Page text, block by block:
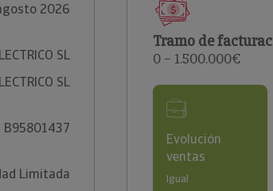
2026
SL
SL
B95801437
Limitada
Tramo de
0 – 1.500.000€
Evolución
ventas
Igual